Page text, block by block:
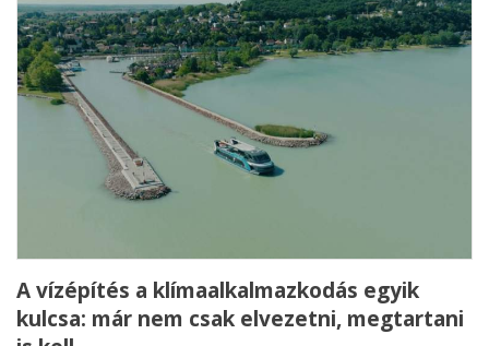
A vízépítés a klímaalkalmazkodás egyik
kulcsa: már nem csak elvezetni, megtartani